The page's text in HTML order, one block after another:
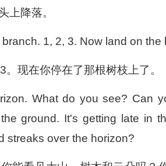
上降落。
1, 2, 3. Now land on the
现在你停在了那根树枝上了。
What do you see? Can
ground. It's getting late in
streaks over the horizon?